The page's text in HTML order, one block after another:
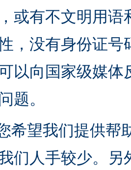
或有不文明用
，没有身份证
以向国家级媒
题。
希望我们提供帮
们人手较少。